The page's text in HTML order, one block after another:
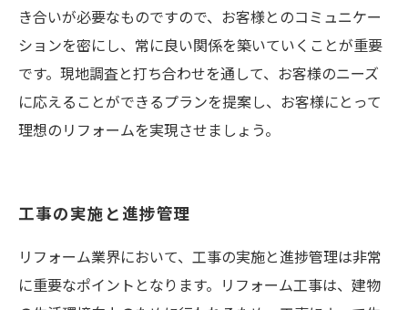
き合いが必要なものですので、お客様とのコミュニケー
ションを密にし、常に良い関係を築いていくことが重要
です。現地調査と打ち合わせを通して、お客様のニーズ
に応えることができるプランを提案し、お客様にとって
理想のリフォームを実現させましょう。
工事の実施と進捗管理
リフォーム業界において、工事の実施と進捗管理は非常
に重要なポイントとなります。リフォーム工事は、建物